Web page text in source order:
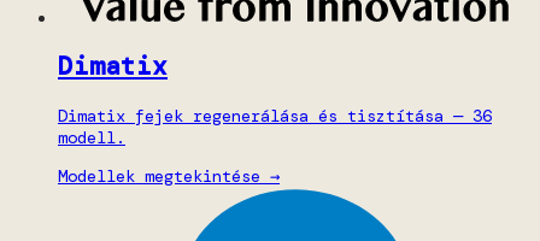
Dimatix
Dimatix fejek regenerálása és tisztítása — 36
modell.
Modellek megtekintése →